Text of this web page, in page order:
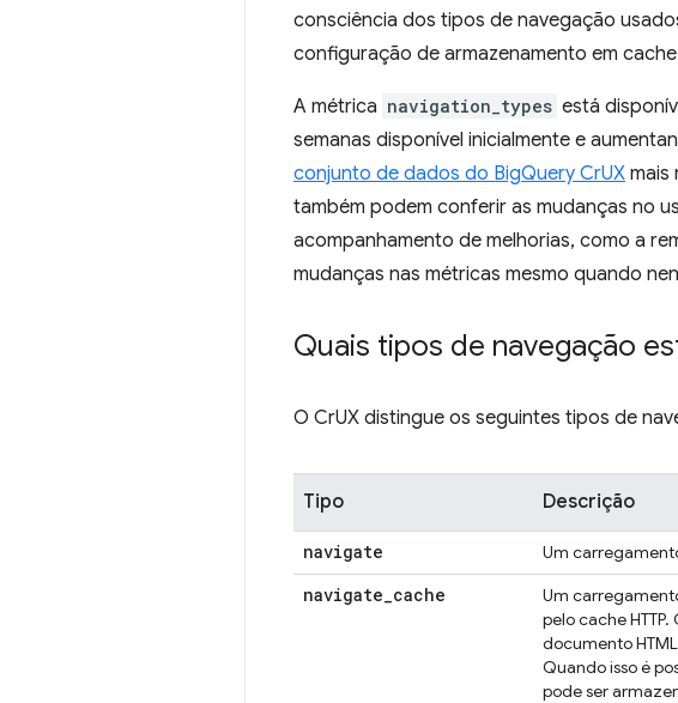
consciência dos tipos de navegação
configuração de armazenamento em
A métrica navigation_types está
semanas disponível inicialmente e
conjunto de dados do BigQuery CrUX mais
também podem conferir as mudanças no
acompanhamento de melhorias, como a
mudanças nas métricas mesmo quando
Quais tipos de navegação
O CrUX distingue os seguintes tipos de
Tipo Descrição
navigate Um
navigate_cache
Um
pelo cache
documento
Quando isso é
pode ser